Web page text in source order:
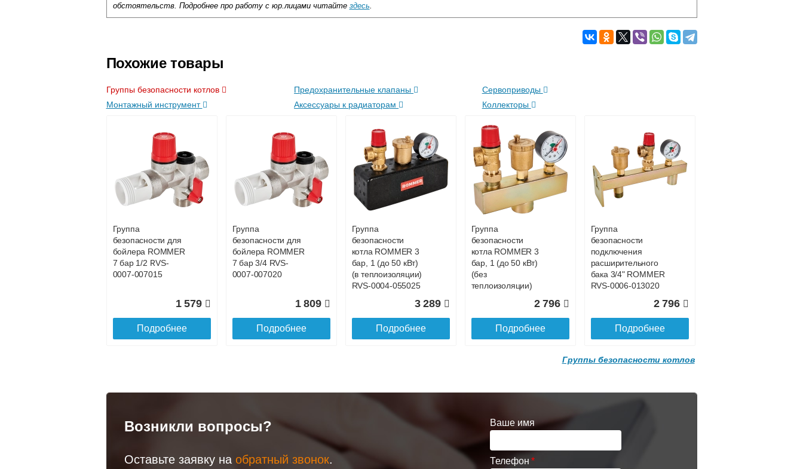
обстоятельств. Подробнее про работу с юр.лицами читайте здесь
Доставка сантехники по Москве и Московской области
Подъем на этаж.
до подъезда
услуга платная
возможность
Подробнее о доставке
Возможные способы оплаты:
Банковской картой на сайте в режиме реального времени
Банковской картой при получении товара как при доставке, так и самовывозом
Интернет-деньгами (Yandex-деньги, Web-money, Qiwi-кошельки и другие).
Подробнее об оплате
Похожие товары
Группы безопасности котлов Предохранительные клапаны
Сервоприводы
Монтажный инструмент
Аксессуары к радиаторам Коллекторы
Группа
безопасности для
бойлера ROMMER
7 бар 1/2 RVS-
0007-007015
1 579
Подробнее
Группа
безопасности для
бойлера ROMMER
7 бар 3/4 RVS-
0007-007020
1 809
Подробнее
Группа
безопасности
котла ROMMER 3
бар, 1 (до 50 кВт)
(в теплоизоляции)
RVS-0004-055025
3 289
Подробнее
Группа
безопасности
котла ROMMER 3
бар, 1 (до 50 кВт)
(без
теплоизоляции)
2 796
Подробнее
Группа
безопасности
подключения
расширительного
бака 3/4" ROMMER
RVS-0006-013020
2 796
Подробнее
Группы безопасности котлов
Возникли вопросы?
Оставьте заявку на обратный звонок.
Ваше имя
Телефон